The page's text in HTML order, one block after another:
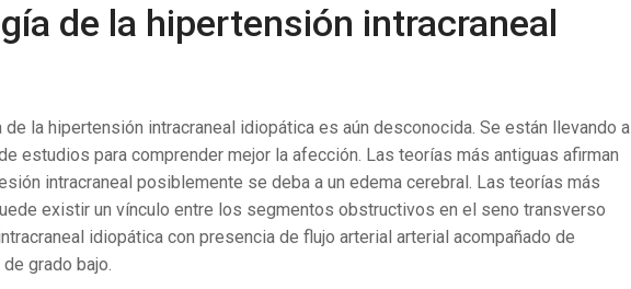
de la hipertensión intracraneal
la hipertensión intracraneal idiopática es aún desconocida. Se están llevando a
estudios para comprender mejor la afección. Las teorías más antiguas afirman
intracraneal posiblemente se deba a un edema cerebral. Las teorías más
existir un vínculo entre los segmentos obstructivos en el seno transverso
idiopática con presencia de flujo arterial arterial acompañado de
grado bajo.